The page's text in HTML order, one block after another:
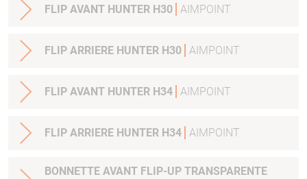
FLIP AVANT HUNTER H30 AIMPOINT
FLIP ARRIERE HUNTER H30 AIMPOINT
FLIP AVANT HUNTER H34 AIMPOINT
FLIP ARRIERE HUNTER H34 AIMPOINT
BONNETTE AVANT FLIP-UP TRANSPARENTE